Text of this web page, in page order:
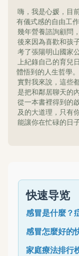
嗨，我是心媛，目
有儀式感的自由工
幾年營養諮詢顧問
後來因為喜歡和孩
考了張陽明山國家
上紀錄自己的育兒
體悟到的人生哲學
實對我來說，這些
是把和鄰居聊天的
從一本書裡得到的
及的大道理，只有
能讓你在忙碌的日
快速导览
感冒是什麼？
感冒怎麼好的
家庭療法排行